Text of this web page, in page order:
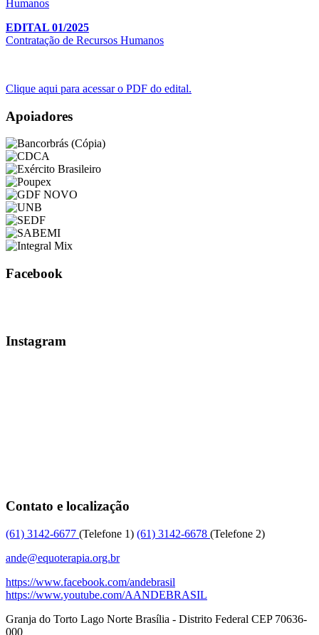
EDITAL 01/2025
Contratação de Recursos Humanos
Clique aqui para acessar o PDF do edital.
Apoiadores
Facebook
Instagram
Contato e localização
(61) 3142-6677 (Telefone 1) (61) 3142-6678 (Telefone 2)
ande@equoterapia.org.br
https://www.facebook.com/andebrasil
https://www.youtube.com/AANDEBRASIL
Granja do Torto Lago Norte Brasília - Distrito Federal CEP 70636-
000